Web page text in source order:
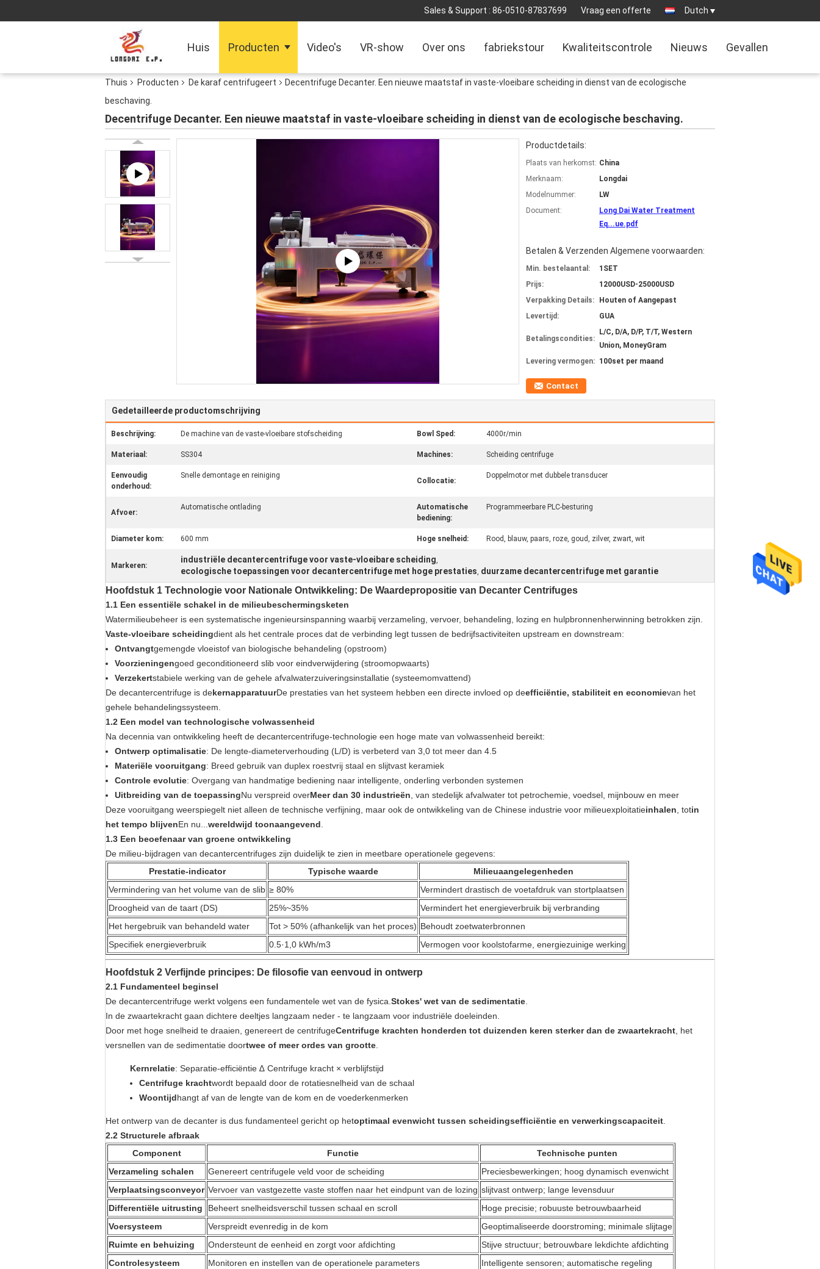
Sales & Support : 86-0510-87837699 Vraag een offerte Dutch
Huis Producten Video's VR-show Over ons fabriekstour Kwaliteitscontrole Nieuws Gevallen
Thuis Producten De karaf centrifugeert
Decentrifuge Decanter. Een nieuwe maatstaf in vaste-vloeibare scheiding in dienst van de ecologische
beschaving.
Decentrifuge Decanter. Een nieuwe maatstaf in vaste-vloeibare scheiding in dienst van de ecologische beschaving.
Productdetails:
Plaats van herkomst: China
Merknaam:
Longdai
Modelnummer:
LW
Document:
Long Dai Water Treatment
Eq...ue.pdf
Betalen & Verzenden Algemene voorwaarden:
Min. bestelaantal:
1SET
Prijs:
12000USD-25000USD
Verpakking Details:
Houten of Aangepast
Levertijd:
GUA
Betalingscondities:
L/C, D/A, D/P, T/T, Western
Union, MoneyGram
Levering vermogen: 100set per maand
Contact
Gedetailleerde productomschrijving
Beschrijving: De machine van de vaste-vloeibare stofscheiding Bowl Sped: 4000r/min
Materiaal: SS304 Machines: Scheiding centrifuge
Eenvoudig
onderhoud:
Snelle demontage en reiniging
Collocatie:
Doppelmotor met dubbele transducer
Afvoer:
Automatische ontlading
Automatische
bediening:
Programmeerbare PLC-besturing
Diameter kom: 600 mm Hoge snelheid: Rood, blauw, paars, roze, goud, zilver, zwart, wit
Markeren:
industriële decantercentrifuge voor vaste-vloeibare scheiding,
ecologische toepassingen voor decantercentrifuge met hoge prestaties, duurzame decantercentrifuge met garantie
Hoofdstuk 1 Technologie voor Nationale Ontwikkeling: De Waardepropositie van Decanter Centrifuges
1.1 Een essentiële schakel in de milieubeschermingsketen
Watermilieubeheer is een systematische ingenieursinspanning waarbij verzameling, vervoer, behandeling, lozing en hulpbronnenherwinning betrokken zijn.
Vaste-vloeibare scheidingdient als het centrale proces dat de verbinding legt tussen de bedrijfsactiviteiten upstream en downstream:
Ontvangtgemengde vloeistof van biologische behandeling (opstroom)
Voorzieningengoed geconditioneerd slib voor eindverwijdering (stroomopwaarts)
Verzekertstabiele werking van de gehele afvalwaterzuiveringsinstallatie (systeemomvattend)
De decantercentrifuge is dekernapparatuurDe prestaties van het systeem hebben een directe invloed op deefficiëntie, stabiliteit en economievan het
gehele behandelingssysteem.
1.2 Een model van technologische volwassenheid
Na decennia van ontwikkeling heeft de decantercentrifuge-technologie een hoge mate van volwassenheid bereikt:
Ontwerp optimalisatie: De lengte-diameterverhouding (L/D) is verbeterd van 3,0 tot meer dan 4.5
Materiële vooruitgang: Breed gebruik van duplex roestvrij staal en slijtvast keramiek
Controle evolutie: Overgang van handmatige bediening naar intelligente, onderling verbonden systemen
Uitbreiding van de toepassingNu verspreid overMeer dan 30 industrieën , van stedelijk afvalwater tot petrochemie, voedsel, mijnbouw en meer
Deze vooruitgang weerspiegelt niet alleen de technische verfijning, maar ook de ontwikkeling van de Chinese industrie voor milieuexploitatieinhalen , totin
het tempo blijvenEn nu... wereldwijd toonaangevend
1.3 Een beoefenaar van groene ontwikkeling
De milieu-bijdragen van decantercentrifuges zijn duidelijk te zien in meetbare operationele gegevens:
Prestatie-indicator
Typische waarde
Milieuaangelegenheden
Vermindering van het volume van de slib ≥ 80%
Vermindert drastisch de voetafdruk van stortplaatsen
Droogheid van de taart (DS)
25%~35%
Vermindert het energieverbruik bij verbranding
Het hergebruik van behandeld water
Tot > 50% (afhankelijk van het proces) Behoudt zoetwaterbronnen
Specifiek energieverbruik
0.5·1,0 kWh/m3 Vermogen voor koolstofarme, energiezuinige werking
Hoofdstuk 2 Verfijnde principes: De filosofie van eenvoud in ontwerp
2.1 Fundamenteel beginsel
De decantercentrifuge werkt volgens een fundamentele wet van de fysica. Stokes' wet van de sedimentatie
In de zwaartekracht gaan dichtere deeltjes langzaam neder - te langzaam voor industriële doeleinden.
Door met hoge snelheid te draaien, genereert de centrifugeCentrifuge krachten honderden tot duizenden keren sterker dan de zwaartekracht , het
versnellen van de sedimentatie doortwee of meer ordes van grootte
Kernrelatie: Separatie-efficiëntie ∆ Centrifuge kracht × verblijfstijd
Centrifuge krachtwordt bepaald door de rotatiesnelheid van de schaal
Woontijdhangt af van de lengte van de kom en de voederkenmerken
Het ontwerp van de decanter is dus fundamenteel gericht op hetoptimaal evenwicht tussen scheidingsefficiëntie en verwerkingscapaciteit
2.2 Structurele afbraak
Component
Functie
Technische punten
Verzameling schalen
Genereert centrifugele veld voor de scheiding
Preciesbewerkingen; hoog dynamisch evenwicht
Verplaatsingsconveyor Vervoer van vastgezette vaste stoffen naar het eindpunt van de lozing slijtvast ontwerp; lange levensduur
Differentiële uitrusting
Beheert snelheidsverschil tussen schaal en scroll
Hoge precisie; robuuste betrouwbaarheid
Voersysteem
Verspreidt evenredig in de kom
Geoptimaliseerde doorstroming; minimale slijtage
Ruimte en behuizing
Ondersteunt de eenheid en zorgt voor afdichting
Stijve structuur; betrouwbare lekdichte afdichting
Controlesysteem
Monitoren en instellen van de operationele parameters
Intelligente sensoren; automatische regeling